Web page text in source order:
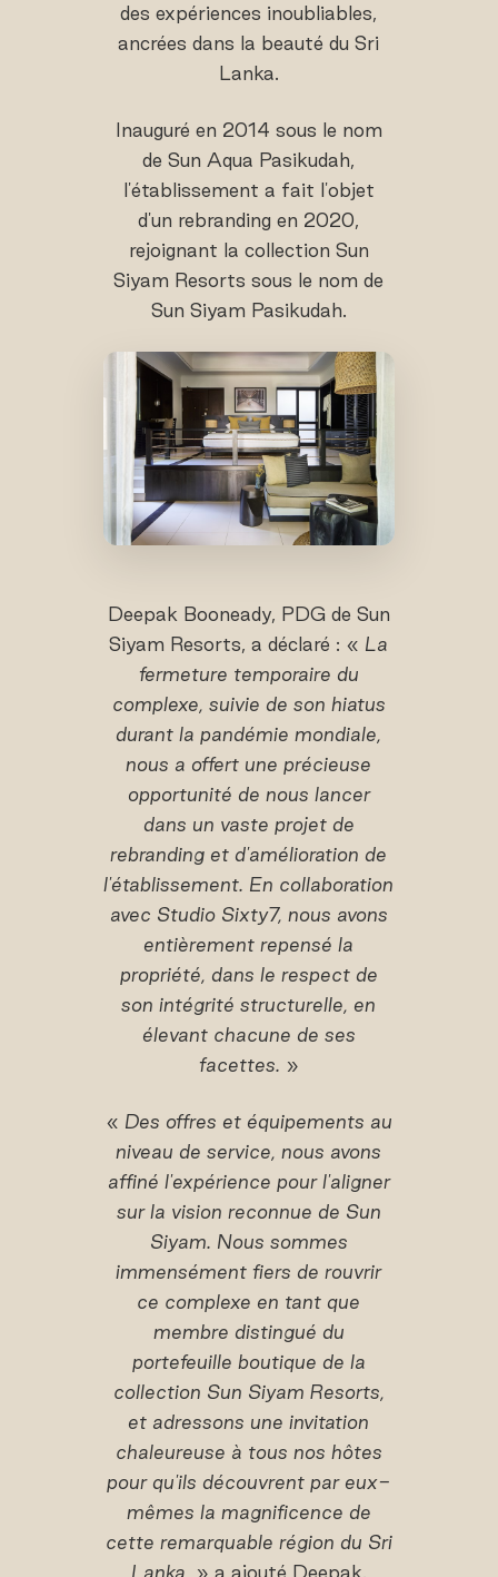
des expériences inoubliables,
ancrées dans la beauté du Sri
Lanka.
Inauguré en 2014 sous le nom
de Sun Aqua Pasikudah,
l'établissement a fait l'objet
d'un rebranding en 2020,
rejoignant la collection Sun
Siyam Resorts sous le nom de
Sun Siyam Pasikudah.
Deepak Booneady, PDG de Sun
Siyam Resorts, a déclaré : « La
fermeture temporaire du
complexe, suivie de son hiatus
durant la pandémie mondiale,
nous a offert une précieuse
opportunité de nous lancer
dans un vaste projet de
rebranding et d'amélioration de
l'établissement. En collaboration
avec Studio Sixty7, nous avons
entièrement repensé la
propriété, dans le respect de
son intégrité structurelle, en
élevant chacune de ses
facettes. »
« Des offres et équipements au
niveau de service, nous avons
affiné l'expérience pour l'aligner
sur la vision reconnue de Sun
Siyam. Nous sommes
immensément fiers de rouvrir
ce complexe en tant que
membre distingué du
portefeuille boutique de la
collection Sun Siyam Resorts,
et adressons une invitation
chaleureuse à tous nos hôtes
pour qu'ils découvrent par eux-
mêmes la magnificence de
cette remarquable région du Sri
Lanka,
» a ajouté Deepak.